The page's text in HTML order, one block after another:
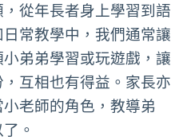
從年長者身上學習到語
常教學中，我們通常讓
弟弟學習或玩遊戲，讓
互相也有得益。家長亦
老師的角色，教導弟
。